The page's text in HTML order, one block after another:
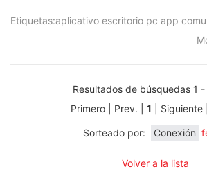
Etiquetas:aplicativo escritorio pc app
Resultados de búsquedas 1
Primero | Prev. | 1 | Siguiente
Sorteado por: Conexión
Volver a la lista